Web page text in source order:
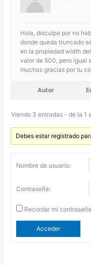
Hola, disculpa por no
donde queda truncado
en la propiedad width
valor de 500, pero igual
muchas gracias por tu
Autor
Viendo 3 entradas - de la 1
Debes estar registrado
Nombre de usuario:
Contraseña:
Recordar mi contraseña
Acceder